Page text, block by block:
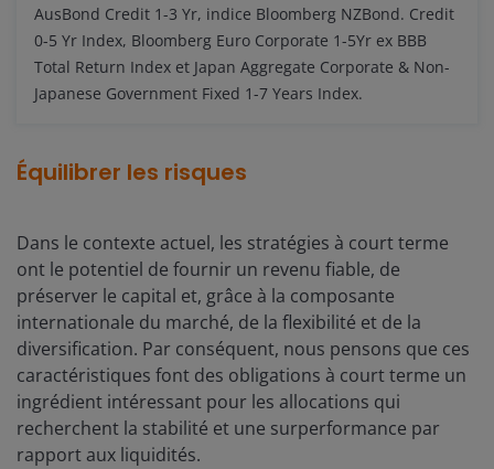
AusBond Credit 1-3 Yr, indice Bloomberg NZBond. Credit
0-5 Yr Index, Bloomberg Euro Corporate 1-5Yr ex BBB
Total Return Index et Japan Aggregate Corporate & Non-
Japanese Government Fixed 1-7 Years Index.
Équilibrer les risques
Dans le contexte actuel, les stratégies à court terme
ont le potentiel de fournir un revenu fiable, de
préserver le capital et, grâce à la composante
internationale du marché, de la flexibilité et de la
diversification. Par conséquent, nous pensons que ces
caractéristiques font des obligations à court terme un
ingrédient intéressant pour les allocations qui
recherchent la stabilité et une surperformance par
rapport aux liquidités.